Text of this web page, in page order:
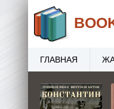
ГЛАВНАЯ